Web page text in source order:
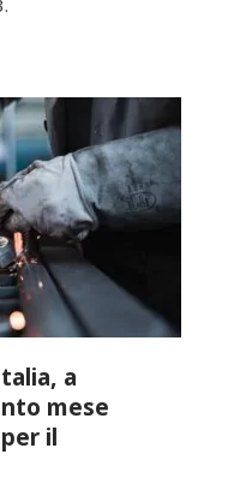
a
mese
il